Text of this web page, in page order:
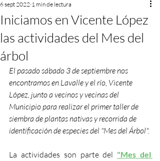
Iniciamos en Vicente López
las actividades del Mes del
árbol
6 sept 2022 1 min de lectura
El pasado sábado 3 de septiembre nos
encontramos en Lavalle y el río, Vicente
López, junto a vecinos y vecinas del
Municipio para realizar el primer taller de
siembra de plantas nativas y recorrida de
identificación de especies del "Mes del Árbol".
La actividades son parte del "Mes del